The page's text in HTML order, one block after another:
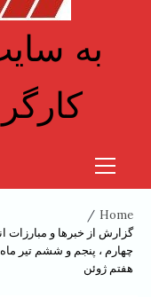
به
Primary
Home
گزارش از خبرها و مبارزات
چهارم ، پنجم و ششم تیر
هفتم ژوئن